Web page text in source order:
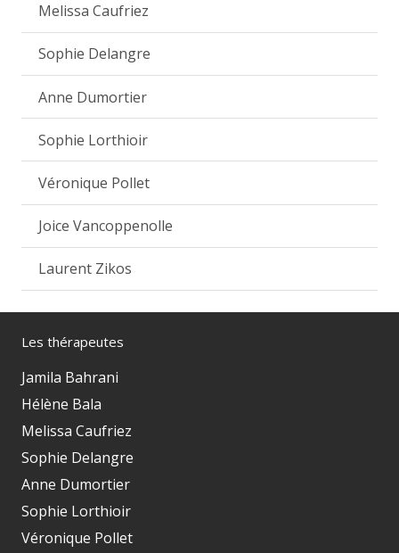
Melissa Caufriez
Sophie Delangre
Anne Dumortier
Sophie Lorthioir
Véronique Pollet
Joice Vancoppenolle
Laurent Zikos
Les thérapeutes
Jamila Bahrani
Hélène Bala
Melissa Caufriez
Sophie Delangre
Anne Dumortier
Sophie Lorthioir
Véronique Pollet